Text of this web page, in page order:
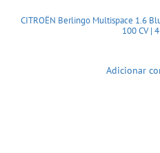
CITROËN Berlingo Multispace 1.6
100 CV |
Adicionar